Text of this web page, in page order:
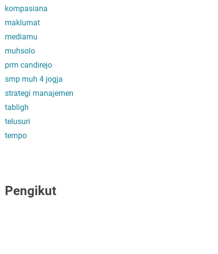
kompasiana
maklumat
mediamu
muhsolo
prm candirejo
smp muh 4 jogja
strategi manajemen
tabligh
telusuri
tempo
Pengikut